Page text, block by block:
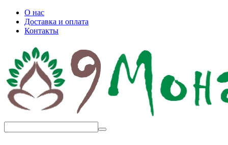
О нас
Доставка и оплата
Контакты